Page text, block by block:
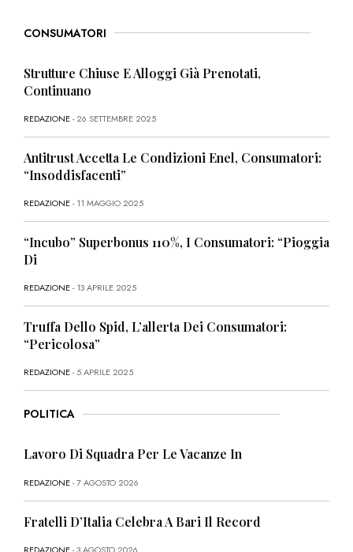
CONSUMATORI
Strutture Chiuse E Alloggi Già Prenotati,
Continuano
REDAZIONE- 26 SETTEMBRE 2025
Antitrust Accetta Le Condizioni Enel, Consumatori:
“Insoddisfacenti”
REDAZIONE- 11 MAGGIO 2025
“Incubo” Superbonus 110%, I Consumatori: “Pioggia
Di
REDAZIONE- 13 APRILE 2025
Truffa Dello Spid, L’allerta Dei Consumatori:
“Pericolosa”
REDAZIONE- 5 APRILE 2025
POLITICA
Lavoro Di Squadra Per Le Vacanze In
REDAZIONE- 7 AGOSTO 2026
Fratelli D’Italia Celebra A Bari Il Record